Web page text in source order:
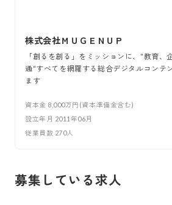
株式会社ＭＵＧＥＮＵＰ
「創るを創る」をミッションに、”教育、
通”すべてを網羅する総合デジタルコンテ
ます
資本金 8,000万円(資本準備金含む)
設立年月 2011年06月
従業員数 270人
募集している求人